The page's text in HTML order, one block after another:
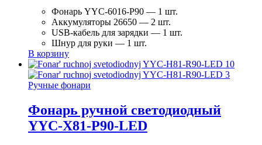
Фонарь YYC-6016-P90 — 1 шт.
Аккумуляторы 26650 — 2 шт.
USB-кабель для зарядки — 1 шт.
Шнур для руки — 1 шт.
В корзину
Ручные фонари
Фонарь ручной светодиодный
YYC-X81-P90-LED